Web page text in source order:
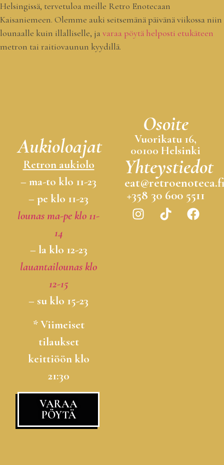
Helsingissä, tervetuloa meille Retro Enotecaan
Kaisaniemeen. Olemme auki seitsemänä päivänä viikossa niin
lounaalle kuin illalliselle, javaraa pöytä helposti etukäteen
metron tai raitiovaunun kyydillä.
Aukioloajat
Retron aukiolo
– ma-to klo 11-23
– pe klo 11-23
lounas ma-pe klo 11-
14
– la klo 12-23
lauantailounas klo
12-15
– su klo 15-23
* Viimeiset
tilaukset
keittiöön klo
21:30
VARAA
PÖYTÄ
Osoite
Vuorikatu 16,
00100 Helsinki
Yhteystiedot
eat@retroenoteca.fi
+358 30 600 5511